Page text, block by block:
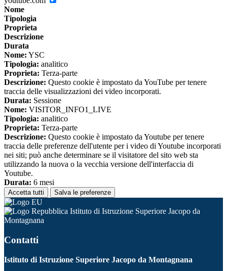
Nome
Tipologia
Proprieta
Descrizione
Durata
Nome: YSC
Tipologia: analitico
Proprieta: Terza-parte
Descrizione: Questo cookie è impostato da YouTube per tenere
traccia delle visualizzazioni dei video incorporati.
Durata: Sessione
Nome: VISITOR_INFO1_LIVE
Tipologia: analitico
Proprieta: Terza-parte
Descrizione: Questo cookie è impostato da Youtube per tenere
traccia delle preferenze dell'utente per i video di Youtube incorporati
nei siti; può anche determinare se il visitatore del sito web sta
utilizzando la nuova o la vecchia versione dell'interfaccia di
Youtube.
Durata: 6 mesi
Accetta tutti Salva le preferenze
Istituto di Istruzione Superiore Jacopo da
Montagnana
Contatti
Istituto di Istruzione Superiore Jacopo da Montagnana